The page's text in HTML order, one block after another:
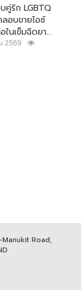
คู่รัก LGBTQ
ลอบขายไอซ์
ในเข็มฉีดยา...
2569
Road,